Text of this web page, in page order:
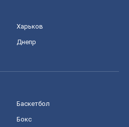
Харьков
Днепр
Баскетбол
Бокс